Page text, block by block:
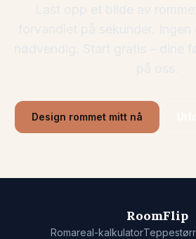
Design rommet mitt nå
RoomFlip
Romareal-kalkulator